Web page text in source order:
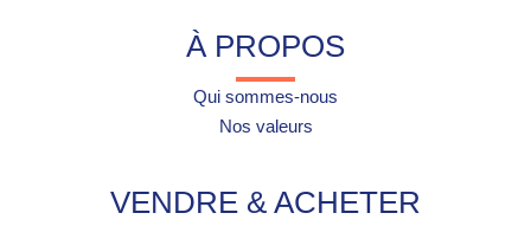
À PROPOS
Qui sommes-nous
Nos valeurs
VENDRE & ACHETER